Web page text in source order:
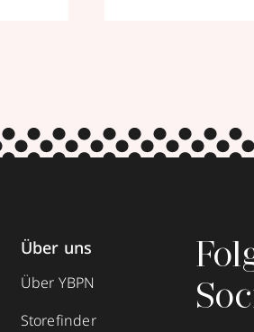
Über uns
Über YBPN
Storefinder